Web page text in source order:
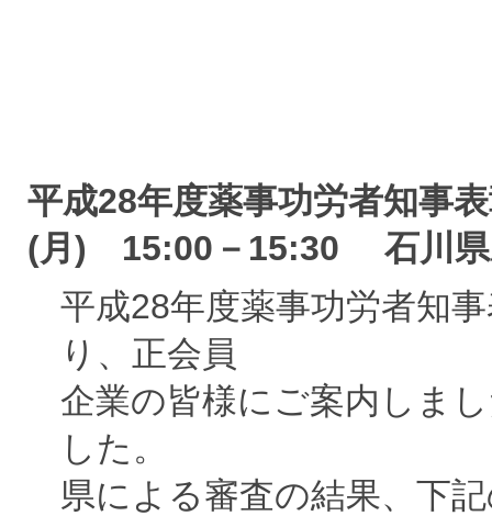
平成28年度薬事功労
(月) 15:00－15:30 石川
平成28年度薬事功労者知
り、正会員
企業の皆様にご案内しま
した。
県による審査の結果、下